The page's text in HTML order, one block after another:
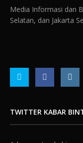
Media Informasi dan
Selatan, dan Jakarta
TWITTER KABAR